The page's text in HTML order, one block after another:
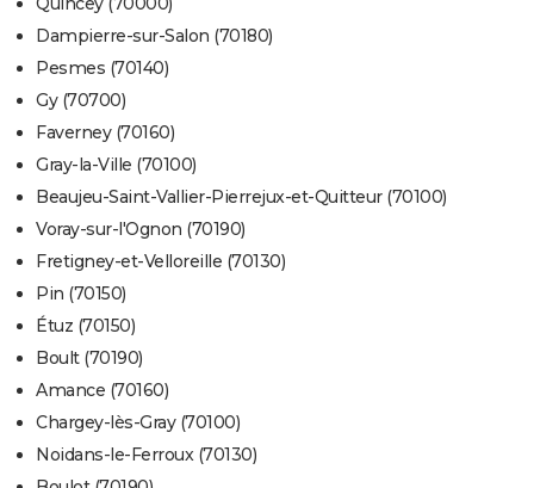
Dampierre-sur-Salon (70180)
Pesmes (70140)
Gy (70700)
Faverney (70160)
Gray-la-Ville (70100)
Beaujeu-Saint-Vallier-Pierrejux-et-Quitteur (70100)
Voray-sur-l'Ognon (70190)
Fretigney-et-Velloreille (70130)
Pin (70150)
Étuz (70150)
Boult (70190)
Amance (70160)
Chargey-lès-Gray (70100)
Noidans-le-Ferroux (70130)